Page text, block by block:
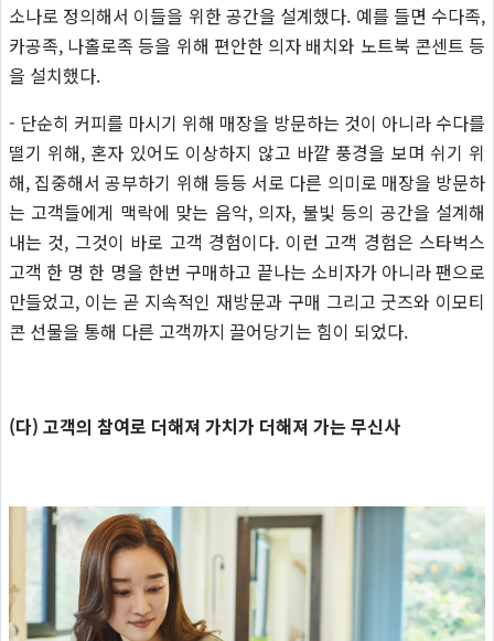
소나로 정의해서 이들을 위한 공간을 설계했다. 예를 들면 수다족,
카공족, 나홀로족 등을 위해 편안한 의자 배치와 노트북 콘센트 등
을 설치했다.
- 단순히 커피를 마시기 위해 매장을 방문하는 것이 아니라 수다를
떨기 위해, 혼자 있어도 이상하지 않고 바깥 풍경을 보며 쉬기 위
해, 집중해서 공부하기 위해 등등 서로 다른 의미로 매장을 방문하
는 고객들에게 맥락에 맞는 음악, 의자, 불빛 등의 공간을 설계해
내는 것, 그것이 바로 고객 경험이다. 이런 고객 경험은 스타벅스
고객 한 명 한 명을 한번 구매하고 끝나는 소비자가 아니라 팬으로
만들었고, 이는 곧 지속적인 재방문과 구매 그리고 굿즈와 이모티
콘 선물을 통해 다른 고객까지 끌어당기는 힘이 되었다.
(다) 고객의 참여로 더해져 가치가 더해져 가는 무신사